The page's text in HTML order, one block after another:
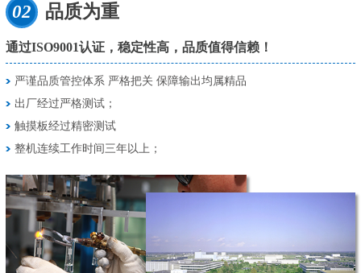
02 品质为重
通过ISO9001认证，稳定性高，品质值得信赖！
严谨品质管控体系 严格把关 保障输出均属精品
出厂经过严格测试；
触摸板经过精密测试
整机连续工作时间三年以上；